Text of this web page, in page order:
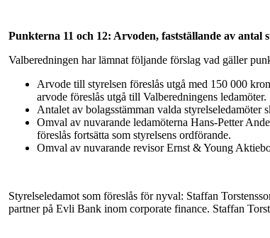
Punkterna 11 och 12: Arvoden, fastställande av antal
Valberedningen har lämnat följande förslag vad gäller
Arvode till styrelsen föreslås utgå med 150 000
arvode föreslås utgå till Valberedningens ledamöter.
Antalet av bolagsstämman valda styrelseledamöter
Omval av nuvarande ledamöterna Hans-Petter
föreslås fortsätta som styrelsens ordförande.
Omval av nuvarande revisor Ernst & Young
Styrelseledamot som föreslås för nyval: Staffan
partner på Evli Bank inom corporate finance. Staffan